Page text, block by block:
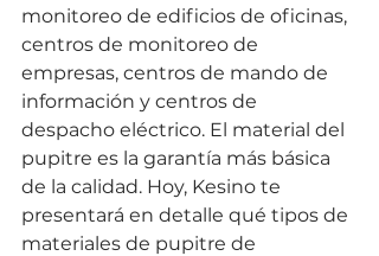
monitoreo de edificios de oficinas,
centros de monitoreo de
empresas, centros de mando de
información y centros de
despacho eléctrico. El material del
pupitre es la garantía más básica
de la calidad. Hoy, Kesino te
presentará en detalle qué tipos de
materiales de pupitre de